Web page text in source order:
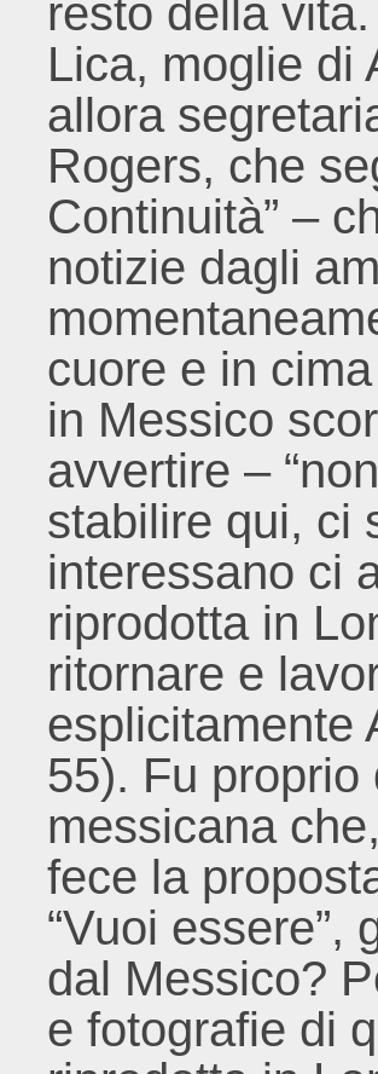
resto della
Lica, moglie di
allora
Rogers, che
Continuità” –
notizie dagli
cuore e in
in Messico
avvertire –
stabilire qui, ci
interessano ci
riprodotta in
ritornare e
esplicitamente
55). Fu
messicana
fece la
“Vuoi essere”,
dal Messico?
e fotografie di